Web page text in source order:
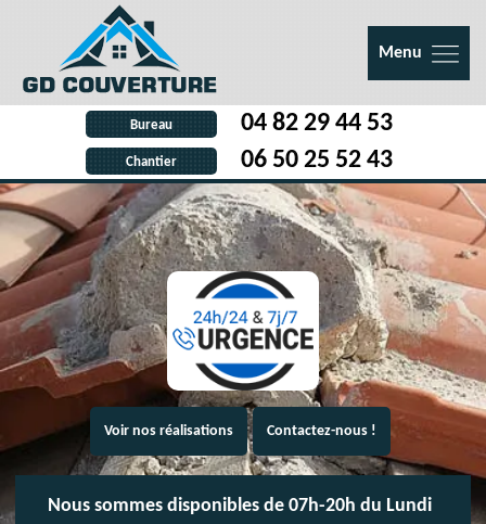
Menu
Bureau 04 82 29 44 53
Chantier 06 50 25 52 43
Voir nos réalisations Contactez-nous !
Nous sommes disponibles de 07h-20h du Lundi